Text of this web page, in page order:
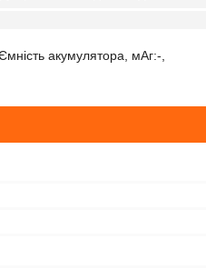
акумулятора, мАг:-,